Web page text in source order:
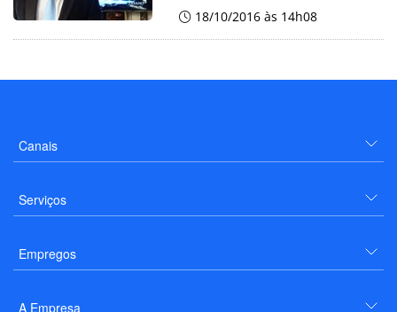
18/10/2016 às 14h08
Canais
Serviços
Empregos
A Empresa